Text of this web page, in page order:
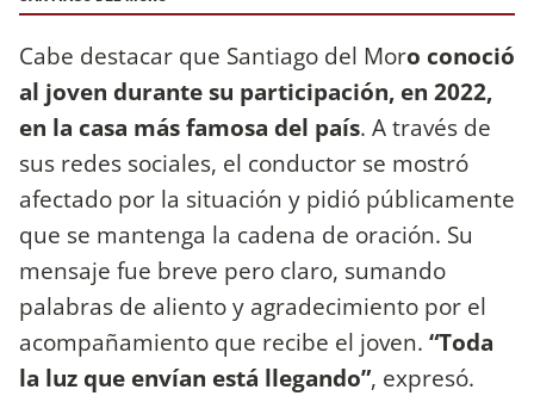
Cabe destacar que Santiago del Moro conoció
al joven durante su participación, en 2022,
en la casa más famosa del país. A través de
sus redes sociales, el conductor se mostró
afectado por la situación y pidió públicamente
que se mantenga la cadena de oración. Su
mensaje fue breve pero claro, sumando
palabras de aliento y agradecimiento por el
acompañamiento que recibe el joven. “Toda
la luz que envían está llegando”, expresó.